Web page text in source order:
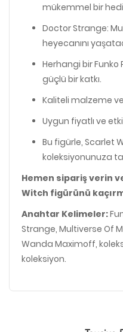
mükemmel bir
Doctor Strange:
heyecanını
Herhangi bir Funko
güçlü bir katkı.
Kaliteli malzeme
Uygun fiyatlı ve
Bu figürle, Scarlet
koleksiyonunuza
Hemen sipariş verin
Witch figürünü
Anahtar Kelimeler:
Strange, Multiverse Of
Wanda Maximoff,
koleksiyon.